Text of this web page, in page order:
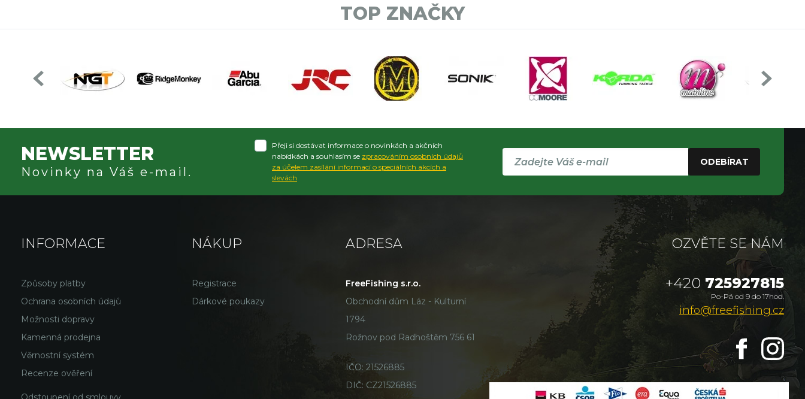
TOP ZNAČKY
NEWSLETTER
Novinky na Váš e-mail.
Přeji si dostávat informace o novinkách a akčních
nabídkách a souhlasím se zpracováním osobních údajů
za účelem zasílání informací o speciálních akcích a
slevách
ODEBÍRAT
INFORMACE
Způsoby platby
Ochrana osobních údajů
Možnosti dopravy
Kamenná prodejna
Věrnostní systém
Recenze ověření
NÁKUP
Registrace
Dárkové poukazy
ADRESA
FreeFishing s.r.o.
Obchodní dům Láz - Kulturní
1794
Rožnov pod Radhoštěm 756 61
IČO: 21526885
DIČ: CZ21526885
OZVĚTE SE NÁM
+420 725927815
Po-Pá od 9 do 17hod.
info@freefishing.cz